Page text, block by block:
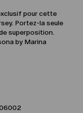
pour cette
Portez-la seule
superposition.
by Marina